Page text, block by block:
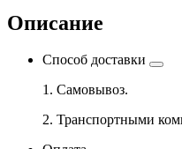
Описание
Способ доставки
1. Самовывоз.
2. Транспортными